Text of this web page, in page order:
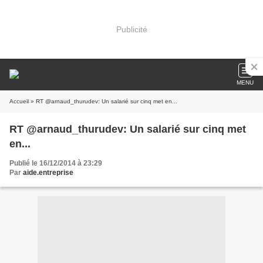
Publicité
MENU
Accueil » RT @arnaud_thurudev: Un salarié sur cinq met en...
RT @arnaud_thurudev: Un salarié sur cinq met
en...
Publié le 16/12/2014 à 23:29
Par aide.entreprise